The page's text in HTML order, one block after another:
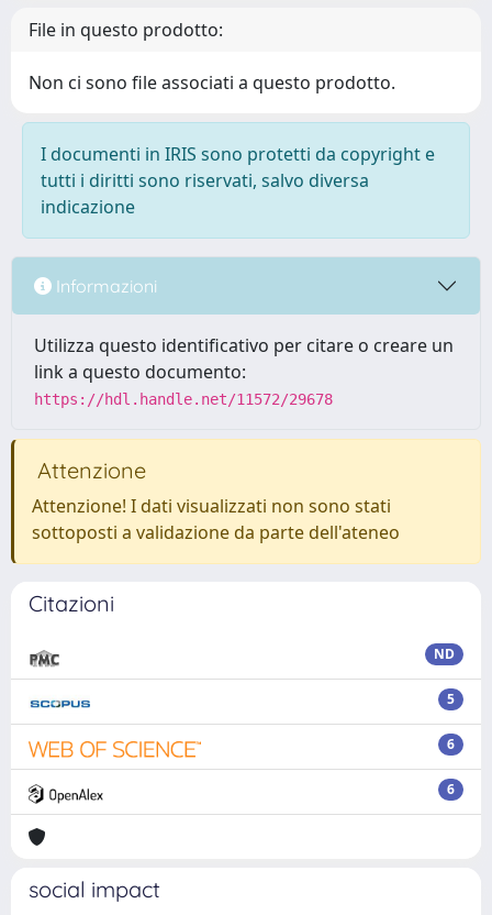
File in questo prodotto:
Non ci sono file associati a questo prodotto.
I documenti in IRIS sono protetti da copyright e
tutti i diritti sono riservati, salvo diversa
indicazione
Informazioni
Utilizza questo identificativo per citare o creare un
link a questo documento:
https://hdl.handle.net/11572/29678
Attenzione
Attenzione! I dati visualizzati non sono stati
sottoposti a validazione da parte dell'ateneo
Citazioni
ND
5
6
6
social impact